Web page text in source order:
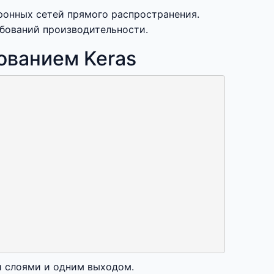
сетей прямого распространения.
производительности.
Keras
слоями и одним выходом.